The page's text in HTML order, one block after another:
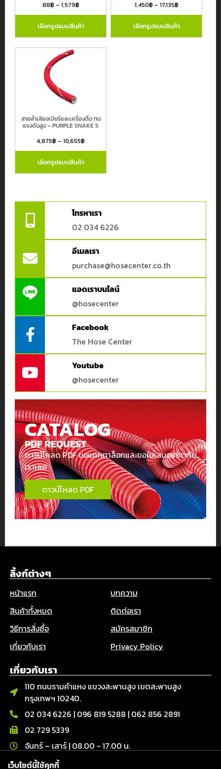
โทรหาเรา
02 034 6226
อีเมลเรา
purchase@hosecenter.co.th
แอดเราบนไลน์
@hosecenter
Facebook
The Hose Center
Youtube
@hosecenter
CATALOG
PDF REQUEST
ดาวน์โหลด PDF ขอแคทตาล็อกและขอใบเสนอราคากับ
เราเลย
ดาวน์โหลด PDF
ข้อต่อขนิดต่างๆ
สายยางและข้อต่ออื่นๆ
Atlantiz
Continental
Center
MTG
Pisco
TTT
Yokohama
Price:
88฿ – 1,579฿
เลือกรูปแบบสินค้า
1,450฿ – 17,135฿
เลือกรูปแบบสินค้า
สายลำเลียงเบียร์และเครื่องดื่ม ทน
แรงดันสูง – PURPLE SNAKE S
4,875฿ – 10,655฿
เลือกรูปแบบสินค้า
ลิ้งก์ต่างๆ
หน้าแรก
บทความ
สินค้าทั้งหมด
ติดต่อเรา
วิธีการสั่งซื้อ
สมัครสมาชิก
เกี่ยวกับเรา
Privacy Policy
เกี่ยวกับเรา
110 ถนนรามคำแหง แขวงสะพานสูง เขตสะพานสูง
กรุงเทพฯ 10240.
02 034 6226 | 096 819 5288 | 062 856 2891
02 729 5339
จันทร์ – เสาร์ | 08.00 - 17.00 น.
เว็บไซต์นี้ใช้คุกกี้